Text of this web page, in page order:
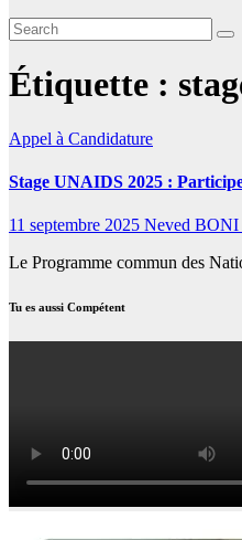
Étiquette :
Appel à Candidature
Stage UNAIDS 2025 :
11 septembre 2025 Neved BONI
Le Programme commun des
Tu es aussi Compétent